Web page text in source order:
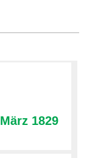
März 1829